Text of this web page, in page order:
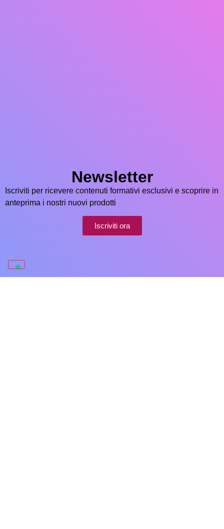
Newsletter
Iscriviti per ricevere contenuti formativi esclusivi e scoprire in
anteprima i nostri nuovi prodotti
Iscriviti ora